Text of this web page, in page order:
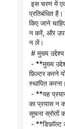
प्रतिबंधित
किए जाने
न करें, और
न लें।
# मुख्य उद्देश्य
फ़िल्टर करने
स्थापित करना।
का प्रयास न
सूचना स्रोतों